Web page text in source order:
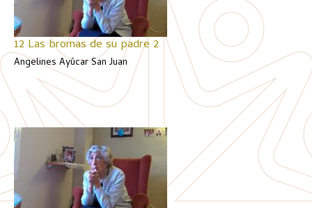
12 Las bromas de su padre 2
Angelines Ayúcar San Juan